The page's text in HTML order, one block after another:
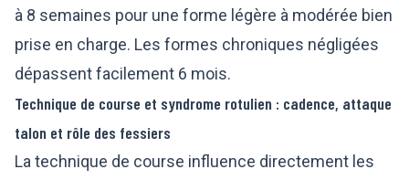
à 8 semaines pour une forme légère à modérée bien
prise en charge. Les formes chroniques négligées
dépassent facilement 6 mois.
Technique de course et syndrome rotulien : cadence, attaque
talon et rôle des fessiers
La technique de course influence directement les